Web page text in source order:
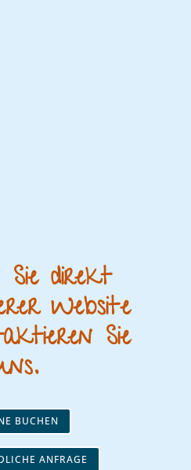
direkt
Website
Sie
BUCHEN
ANFRAGE